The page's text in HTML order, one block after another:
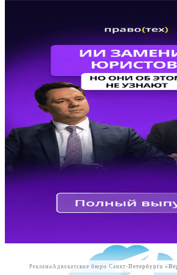
Реклама
Реклама Адвокатское бюро Санкт-Петербурга